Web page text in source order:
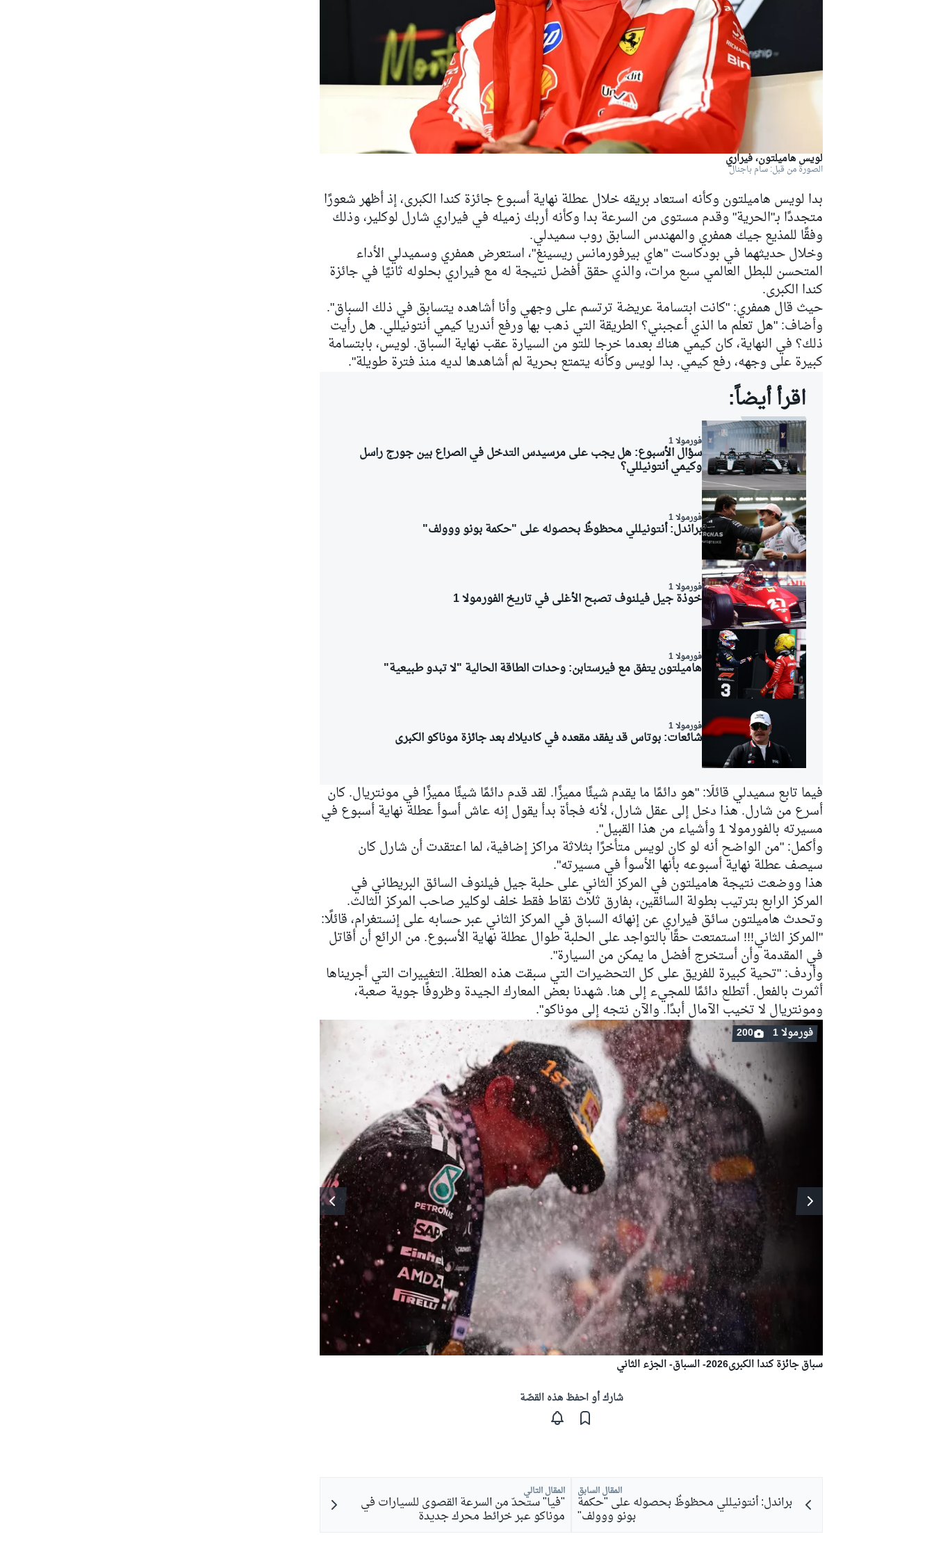
سباقات التحمّل
رالي
لويس هاميلتون، فيراري
الصورة من قبل: سام باجنال
بدا لويس هاميلتون وكأنه استعاد بريقه خلال عطلة نهاية أسبوع جائزة كندا الكبرى، إذ أظهر شعورًا
متجددًا بـ"الحرية" وقدم مستوى من السرعة بدا وكأنه أربك زميله في فيراري شارل لوكلير، وذلك
وفقًا للمذيع جيك همفري والمهندس السابق روب سميدلي.
وخلال حديثهما في بودكاست "هاي بيرفورمانس ريسينغ"، استعرض همفري وسميدلي الأداء
المتحسن للبطل العالمي سبع مرات، والذي حقق أفضل نتيجة له مع فيراري بحلوله ثانيًا في جائزة
كندا الكبرى.
حيث قال همفري: "كانت ابتسامة عريضة ترتسم على وجهي وأنا أشاهده يتسابق في ذلك السباق".
وأضاف: "هل تعلم ما الذي أعجبني؟ الطريقة التي ذهب بها ورفع أندريا كيمي أنتونيللي. هل رأيت
ذلك؟ في النهاية، كان كيمي هناك بعدما خرجا للتو من السيارة عقب نهاية السباق. لويس، بابتسامة
كبيرة على وجهه، رفع كيمي. بدا لويس وكأنه يتمتع بحرية لم أشاهدها لديه منذ فترة طويلة".
اقرأ أيضاً:
فورمولا 1
سؤال الأسبوع: هل يجب على مرسيدس التدخل في الصراع بين جورج راسل
وكيمي أنتونيللي؟
فورمولا 1
براندل: أنتونيللي محظوظٌ بحصوله على "حكمة بونو ووولف"
فورمولا 1
خوذة جيل فيلنوف تصبح الأغلى في تاريخ الفورمولا 1
فورمولا 1
هاميلتون يتفق مع فيرستابن: وحدات الطاقة الحالية "لا تبدو طبيعية"
فورمولا 1
شائعات: بوتاس قد يفقد مقعده في كاديلاك بعد جائزة موناكو الكبرى
فيما تابع سميدلي قائلًا: "هو دائمًا ما يقدم شيئًا مميزًا. لقد قدم دائمًا شيئًا مميزًا في مونتريال. كان
أسرع من شارل. هذا دخل إلى عقل شارل، لأنه فجأة بدأ يقول إنه عاش أسوأ عطلة نهاية أسبوع في
مسيرته بالفورمولا 1 وأشياء من هذا القبيل".
وأكمل: "من الواضح أنه لو كان لويس متأخرًا بثلاثة مراكز إضافية، لما اعتقدت أن شارل كان
سيصف عطلة نهاية أسبوعه بأنها الأسوأ في مسيرته".
هذا ووضعت نتيجة هاميلتون في المركز الثاني على حلبة جيل فيلنوف السائق البريطاني في
المركز الرابع بترتيب بطولة السائقين، بفارق ثلاث نقاط فقط خلف لوكلير صاحب المركز الثالث.
وتحدث هاميلتون سائق فيراري عن إنهائه السباق في المركز الثاني عبر حسابه على إنستغرام، قائلًا:
"المركز الثاني!!! استمتعت حقًا بالتواجد على الحلبة طوال عطلة نهاية الأسبوع. من الرائع أن أقاتل
في المقدمة وأن أستخرج أفضل ما يمكن من السيارة".
وأردف: "تحية كبيرة للفريق على كل التحضيرات التي سبقت هذه العطلة. التغييرات التي أجريناها
أثمرت بالفعل. أتطلع دائمًا للمجيء إلى هنا. شهدنا بعض المعارك الجيدة وظروفًا جوية صعبة،
ومونتريال لا تخيب الآمال أبدًا. والآن نتجه إلى موناكو".
سباق جائزة كندا الكبرى2026- السباق- الجزء الثاني
فورمولا 1 200
شارك أو احفظ هذه القصّة
المقال السابق
براندل: أنتونيللي محظوظٌ بحصوله على "حكمة
بونو ووولف"
المقال التالي
"فيا" ستحدّ من السرعة القصوى للسيارات في
موناكو عبر خرائط محرك جديدة